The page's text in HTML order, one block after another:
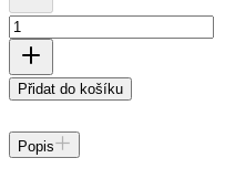
Přidat do košíku
Popis